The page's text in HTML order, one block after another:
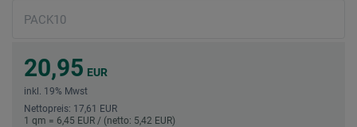
20,95 EUR
inkl. 19% Mwst
Nettopreis: 17,61 EUR
1 qm = 6,45 EUR / (netto: 5,42 EUR)